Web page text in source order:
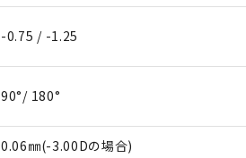
-0.75 / -1.25
90°/ 180°
0.06㎜(-3.00Dの場合)